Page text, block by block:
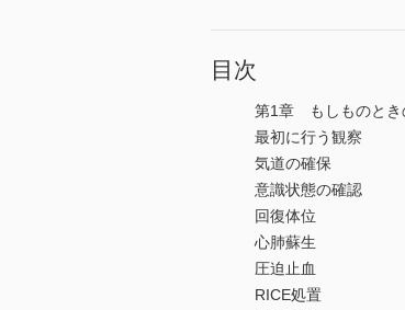
目次
第1章 もしものとき
最初に行う観察
気道の確保
意識状態の確認
回復体位
心肺蘇生
圧迫止血
RICE処置